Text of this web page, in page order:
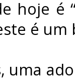
hoje é
é um
uma